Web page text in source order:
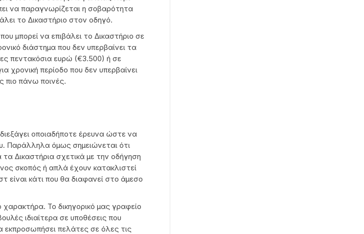
να παραγνωρίζεται η σοβαρότητα
το Δικαστήριο στον οδηγό.
μπορεί να επιβάλει το Δικαστήριο σε
διάστημα που δεν υπερβαίνει τα
πεντακόσια ευρώ (€3.500) ή σε
χρονική περίοδο που δεν υπερβαίνει
πιο πάνω ποινές.
οποιαδήποτε έρευνα ώστε να
Παράλληλα όμως σημειώνεται ότι
Δικαστήρια σχετικά με την οδήγηση
σκοπός ή απλά έχουν κατακλιστεί
είναι κάτι που θα διαφανεί στο άμεσο
Το δικηγορικό μας γραφείο
ιδιαίτερα σε υποθέσεις που
πελάτες σε όλες τις